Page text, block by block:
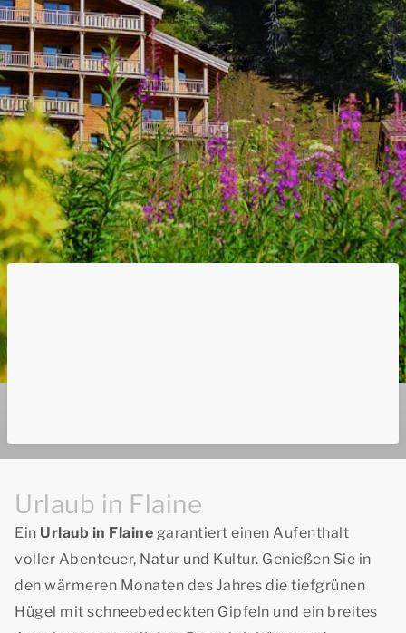
Urlaub in Flaine
Ein Urlaub in Flaine garantiert einen Aufenthalt
voller Abenteuer, Natur und Kultur. Genießen Sie in
den wärmeren Monaten des Jahres die tiefgrünen
Hügel mit schneebedeckten Gipfeln und ein breites